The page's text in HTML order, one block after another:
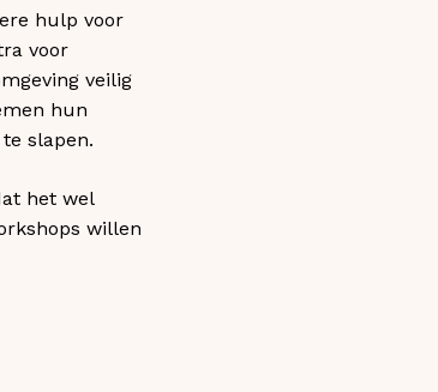
hulp voor
voor
veilig
hun
slapen.
het wel
willen